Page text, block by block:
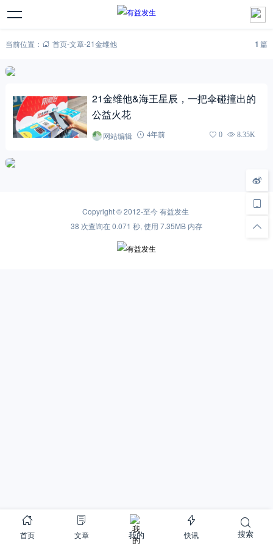
当前位置： 首页-文章-21金维他 1 篇
21金维他&海王星辰，一把伞碰撞出的
公益火花
网站编辑 4年前 0 8.35K
Copyright © 2012-至今有益发生
38 次查询在 0.071 秒, 使用 7.35MB 内存
首页 文章 我的 快讯 搜索